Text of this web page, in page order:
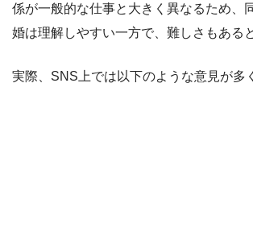
係が一般的な仕事と大きく異なるため、
婚は理解しやすい一方で、難しさもある
実際、SNS上では以下のような意見が多